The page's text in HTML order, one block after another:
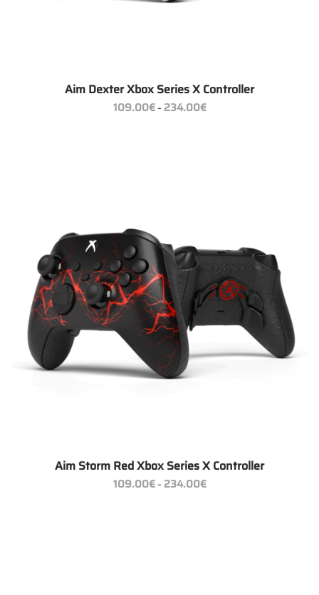
Aim Dexter Xbox Series X Controller
109.00€– 234.00€Preisspanne:
109.00€
Aim Storm Red Xbox Series X Controller
109.00€– 234.00€Preisspanne:
109.00€